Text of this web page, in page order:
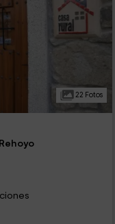
22 Fotos